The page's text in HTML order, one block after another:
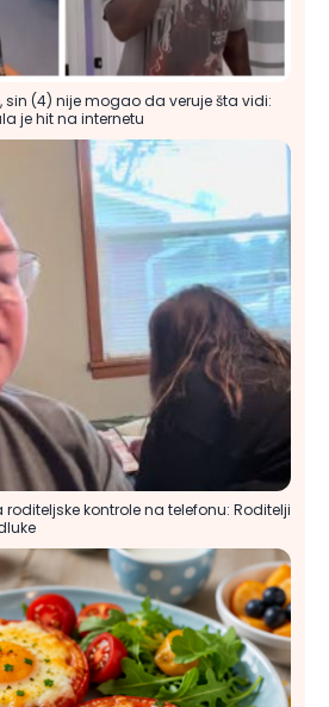
sin (4) nije mogao da veruje šta vidi:
je hit na internetu
roditeljske kontrole na telefonu: Roditelji